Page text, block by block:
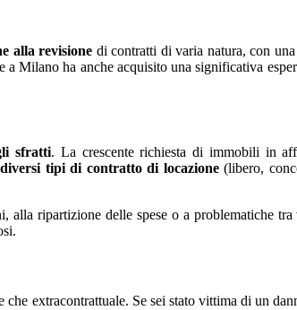
alla revisione di contratti di varia natura, con
a Milano ha anche acquisito una significativa
sfratti. La crescente richiesta di immobili in
diversi tipi di contratto di locazione(libero,
alla ripartizione delle spese o a problematiche
che extracontrattuale. Se sei stato vittima di un